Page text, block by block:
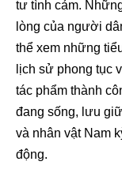
tư tình cảm.
lòng của người
thể xem những
lịch sử phong tục
tác phẩm thành
đang sống, lưu
và nhân vật Nam
động.